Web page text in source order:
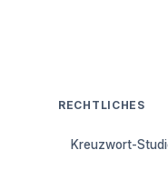
RECHTLICHES
Kreuzwort-